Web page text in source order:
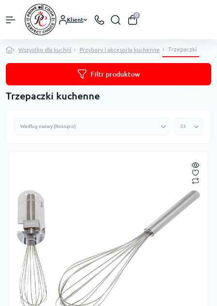
Klient
0
Wszystko dla kuchni Przybory i akcesoria kuchenne Trzepaczki
Filtr produktow
Trzepaczki kuchenne